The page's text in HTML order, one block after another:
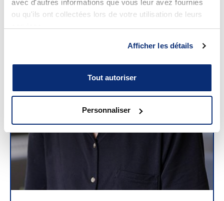
avec d'autres informations que vous leur avez fournies
ou qu'ils ont collectées lors de votre utilisation de leurs
Afficher les détails
Tout autoriser
Personnaliser